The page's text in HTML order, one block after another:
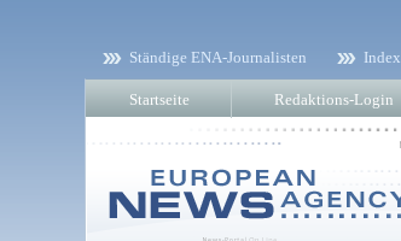
Ständige ENA-Journalisten Index
Startseite Redaktions-Login